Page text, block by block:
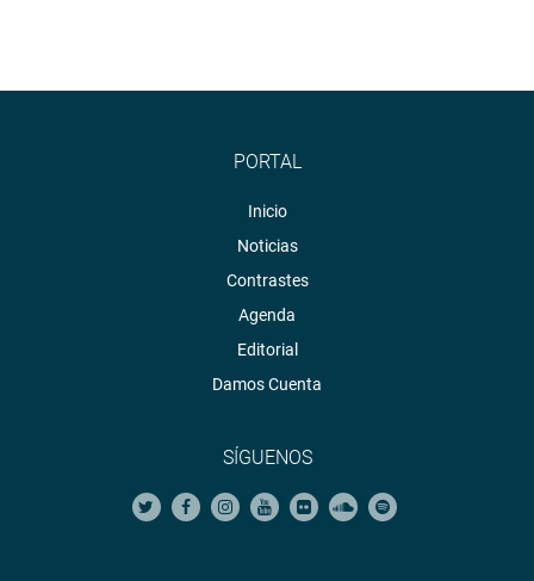
acuerdo a lo establecido en el artículo 16 del Reglamento del Congreso
“La Comisión de Levantamiento de Inmunidad Parlamentaria
dictamina en un plazo máximo de quince días útiles, contados a partir
PORTAL
Inicio
Noticias
Contrastes
Agenda
Editorial
Damos Cuenta
SÍGUENOS